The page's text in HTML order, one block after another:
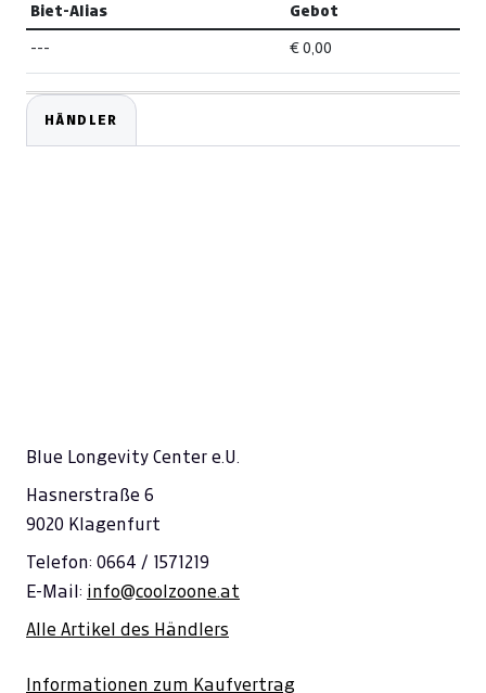
Biet-Alias Gebot
--- € 0,00
HÄNDLER
Blue Longevity Center e.U.
Hasnerstraße 6
9020 Klagenfurt
Telefon: 0664 / 1571219
E-Mail: info@coolzoone.at
Alle Artikel des Händlers
Informationen zum Kaufvertrag